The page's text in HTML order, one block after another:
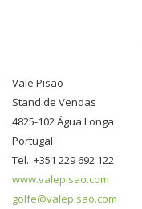
Vale Pisão
Stand de Vendas
4825-102 Água Longa
Portugal
Tel.: +351 229 692 122
www.valepisao.com
golfe@valepisao.com